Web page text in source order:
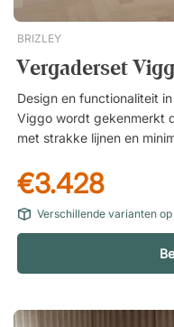
BRIZLEY
Vergaderset
Design en functionaliteit
Viggo wordt gekenmerkt
met strakke lijnen en
stijlvolle als praktische
uit meerdere kleuren
tafel perfect past in jouw
voor productieve
die comfort en design op
combineert. De
terwijl de zitting van
€3.428
Verschillende varianten